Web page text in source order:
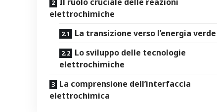
elettrochimiche
La transizione verso‍ l’energia​ verde
Lo sviluppo delle tecnologie
elettrochimiche
La comprensione dell’interfaccia
elettrochimica